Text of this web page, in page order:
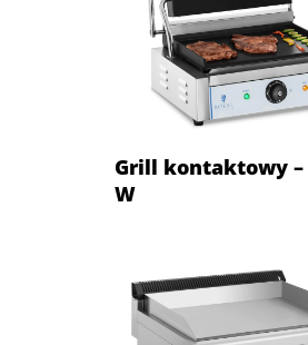
Grill kontaktowy –
W